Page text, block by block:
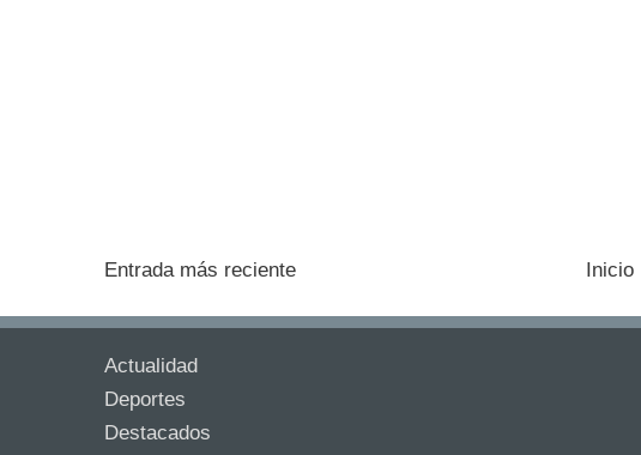
Entrada más reciente Inicio
Actualidad
Deportes
Destacados